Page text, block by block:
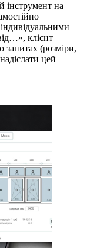
інструмент на
клієнт
запитах (розміри,
цей